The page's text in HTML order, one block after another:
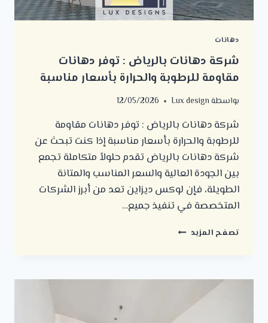
دهانات
شركة دهانات بالرياض : توفر دهانات
مقاومة للرطوبة والحرارة بأسعار مناسبة
بواسطةLux design
12/05/2026
شركة دهانات بالرياض : توفر دهانات مقاومة
للرطوبة والحرارة بأسعار مناسبة إذا كنت تبحث عن
شركة دهانات بالرياض تقدم حلولاً متكاملة تجمع
بين الجودة العالية والسعر المناسب والمتانة
الطويلة، فإن لوكس ديزاين تعد من أبرز الشركات
المتخصصة في تنفيذ جميع…
تصفح المزيد شركة
توفر
مقاومة
للرطوبة